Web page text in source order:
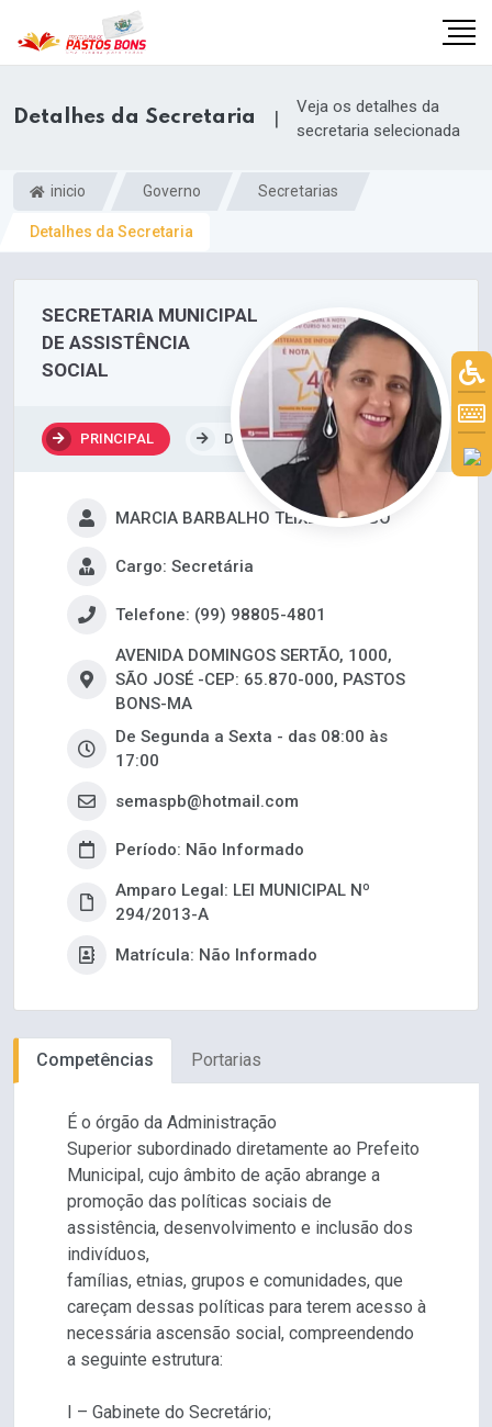
Detalhes da Secretaria |
Veja os detalhes da
secretaria selecionada
inicio Governo Secretarias
Detalhes da Secretaria
SECRETARIA MUNICIPAL
DE ASSISTÊNCIA
SOCIAL
PRINCIPAL DEPARTAMENTOS
MARCIA BARBALHO TEIXEIRA RÊGO
Cargo: Secretária
Telefone: (99) 98805-4801
AVENIDA DOMINGOS SERTÃO, 1000,
SÃO JOSÉ -CEP: 65.870-000, PASTOS
BONS-MA
De Segunda a Sexta - das 08:00 às
17:00
semaspb@hotmail.com
Período: Não Informado
Amparo Legal: LEI MUNICIPAL Nº
294/2013-A
Matrícula: Não Informado
Competências Portarias
É o órgão da Administração
Superior subordinado diretamente ao Prefeito
Municipal, cujo âmbito de ação abrange a
promoção das políticas sociais de
assistência, desenvolvimento e inclusão dos
indivíduos,
famílias, etnias, grupos e comunidades, que
careçam dessas políticas para terem acesso à
necessária ascensão social, compreendendo
a seguinte estrutura:
I – Gabinete do Secretário;